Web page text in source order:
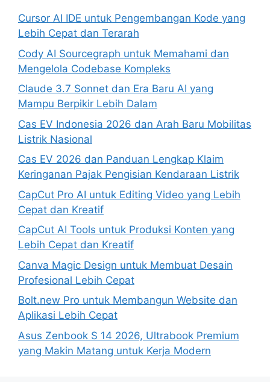
Cursor AI IDE untuk Pengembangan Kode yang
Lebih Cepat dan Terarah
Cody AI Sourcegraph untuk Memahami dan
Mengelola Codebase Kompleks
Claude 3.7 Sonnet dan Era Baru AI yang
Mampu Berpikir Lebih Dalam
Cas EV Indonesia 2026 dan Arah Baru Mobilitas
Listrik Nasional
Cas EV 2026 dan Panduan Lengkap Klaim
Keringanan Pajak Pengisian Kendaraan Listrik
CapCut Pro AI untuk Editing Video yang Lebih
Cepat dan Kreatif
CapCut AI Tools untuk Produksi Konten yang
Lebih Cepat dan Kreatif
Canva Magic Design untuk Membuat Desain
Profesional Lebih Cepat
Bolt.new Pro untuk Membangun Website dan
Aplikasi Lebih Cepat
Asus Zenbook S 14 2026, Ultrabook Premium
yang Makin Matang untuk Kerja Modern